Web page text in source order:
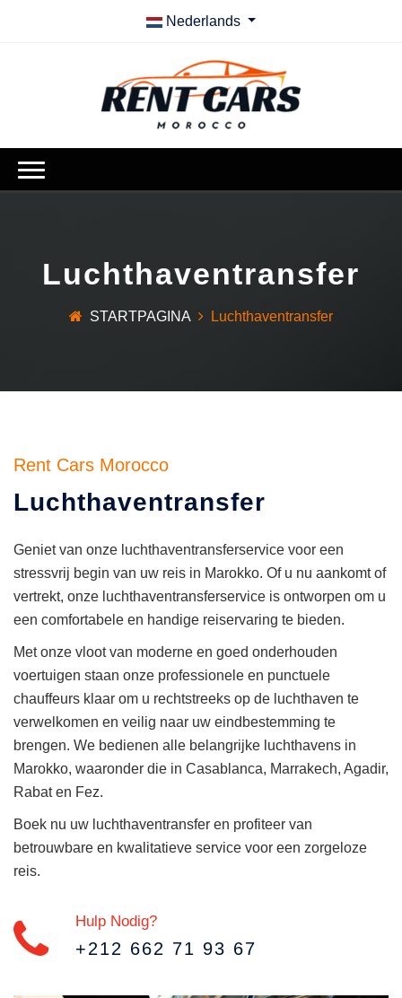
Nederlands
Luchthaventransfer
STARTPAGINA Luchthaventransfer
Rent Cars Morocco
Luchthaventransfer
Geniet van onze luchthaventransferservice voor een
stressvrij begin van uw reis in Marokko. Of u nu aankomt of
vertrekt, onze luchthaventransferservice is ontworpen om u
een comfortabele en handige reiservaring te bieden.
Met onze vloot van moderne en goed onderhouden
voertuigen staan onze professionele en punctuele
chauffeurs klaar om u rechtstreeks op de luchthaven te
verwelkomen en veilig naar uw eindbestemming te
brengen. We bedienen alle belangrijke luchthavens in
Marokko, waaronder die in Casablanca, Marrakech, Agadir,
Rabat en Fez.
Boek nu uw luchthaventransfer en profiteer van
betrouwbare en kwalitatieve service voor een zorgeloze
reis.
Hulp Nodig?
+212 662 71 93 67